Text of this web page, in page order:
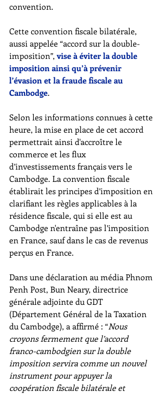
convention.
Cette convention fiscale bilatérale,
aussi appelée “accord sur la double-
imposition”, vise à éviter la double
imposition ainsi qu’à prévenir
l’évasion et la fraude fiscale au
Cambodge.
Selon les informations connues à cette
heure, la mise en place de cet accord
permettrait ainsi d'accroître le
commerce et les flux
d’investissements français vers le
Cambodge. La convention fiscale
établirait les principes d’imposition en
clarifiant les règles applicables à la
résidence fiscale, qui si elle est au
Cambodge n'entraîne pas l’imposition
en France, sauf dans le cas de revenus
perçus en France.
Dans une déclaration au média Phnom
Penh Post, Bun Neary, directrice
générale adjointe du GDT
(Département Général de la Taxation
du Cambodge), a affirmé : “Nous
croyons fermement que l’accord
franco-cambodgien sur la double
imposition servira comme un nouvel
instrument pour appuyer la
coopération fiscale bilatérale et